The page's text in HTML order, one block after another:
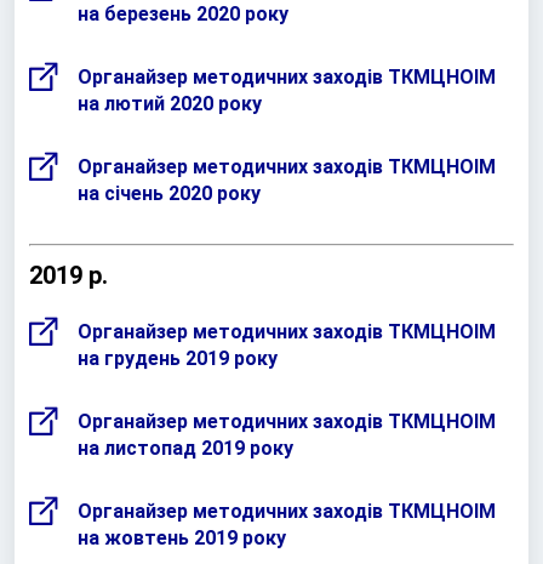
на березень 2020 року
Органайзер методичних заходів ТКМЦНОІМ
на лютий 2020 року
Органайзер методичних заходів ТКМЦНОІМ
на січень 2020 року
2019 р.
Органайзер методичних заходів ТКМЦНОІМ
на грудень 2019 року
Органайзер методичних заходів ТКМЦНОІМ
на листопад 2019 року
Органайзер методичних заходів ТКМЦНОІМ
на жовтень 2019 року